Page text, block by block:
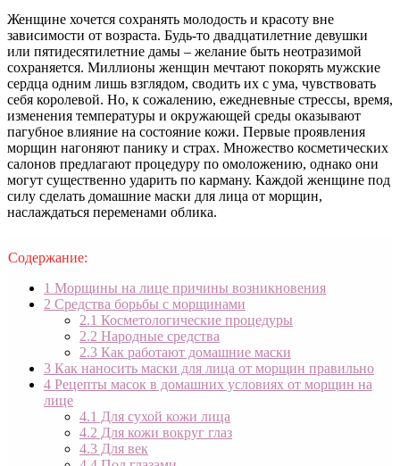
Женщине хочется сохранять молодость и красоту вне
зависимости от возраста. Будь-то двадцатилетние девушки
или пятидесятилетние дамы – желание быть неотразимой
сохраняется. Миллионы женщин мечтают покорять мужские
сердца одним лишь взглядом, сводить их с ума, чувствовать
себя королевой. Но, к сожалению, ежедневные стрессы, время,
изменения температуры и окружающей среды оказывают
пагубное влияние на состояние кожи. Первые проявления
морщин нагоняют панику и страх. Множество косметических
салонов предлагают процедуру по омоложению, однако они
могут существенно ударить по карману. Каждой женщине под
силу сделать домашние маски для лица от морщин,
наслаждаться переменами облика.
Содержание:
1 Морщины на лице причины возникновения
2 Средства борьбы с морщинами
2.1 Косметологические процедуры
2.2 Народные средства
2.3 Как работают домашние маски
3 Как наносить маски для лица от морщин правильно
4 Рецепты масок в домашних условиях от морщин на
лице
4.1 Для сухой кожи лица
4.2 Для кожи вокруг глаз
4.3 Для век